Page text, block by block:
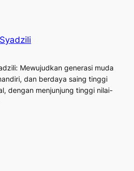
Mewujudkan generasi muda
dan berdaya saing tinggi
dengan menjunjung tinggi nilai-